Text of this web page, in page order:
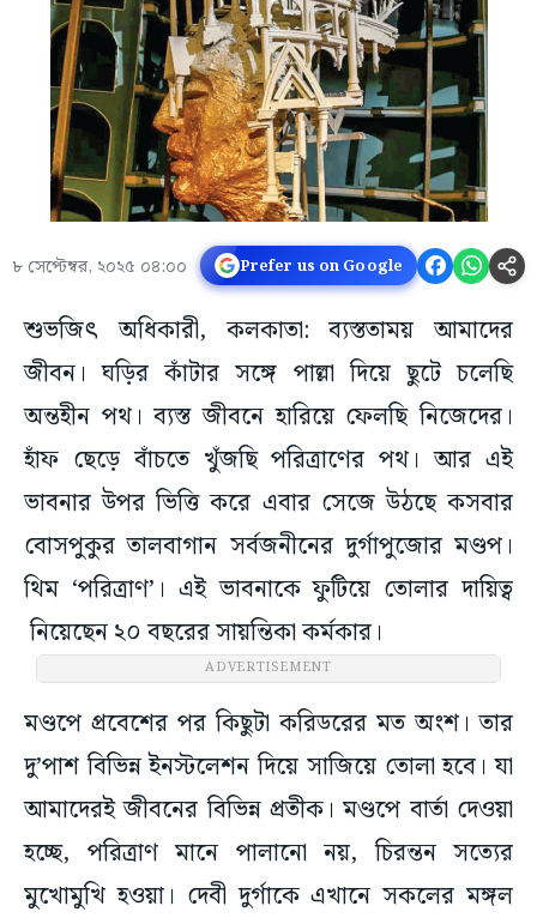
৮ সেপ্টেম্বর, ২০২৫ ০৪:০০ Prefer us on Google
শুভজিৎ অধিকারী, কলকাতা: ব্যস্ততাময় আমাদের
জীবন। ঘড়ির কাঁটার সঙ্গে পাল্লা দিয়ে ছুটে চলেছি
অন্তহীন পথ। ব্যস্ত জীবনে হারিয়ে ফেলছি নিজেদের।
হাঁফ ছেড়ে বাঁচতে খুঁজছি পরিত্রাণের পথ। আর এই
ভাবনার উপর ভিত্তি করে এবার সেজে উঠছে কসবার
বোসপুকুর তালবাগান সর্বজনীনের দুর্গাপুজোর মণ্ডপ।
থিম ‘পরিত্রাণ’। এই ভাবনাকে ফুটিয়ে তোলার দায়িত্ব
নিয়েছেন ২০ বছরের সায়ন্তিকা কর্মকার।
ADVERTISEMENT
মণ্ডপে প্রবেশের পর কিছুটা করিডরের মত অংশ। তার
দু’পাশ বিভিন্ন ইনস্টলেশন দিয়ে সাজিয়ে তোলা হবে। যা
আমাদেরই জীবনের বিভিন্ন প্রতীক। মণ্ডপে বার্তা দেওয়া
হচ্ছে, পরিত্রাণ মানে পালানো নয়, চিরন্তন সত্যের
মুখোমুখি হওয়া। দেবী দুর্গাকে এখানে সকলের মঙ্গল